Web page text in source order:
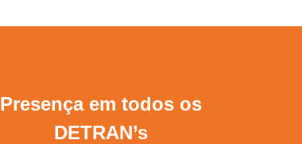
Presença em todos os
DETRAN’s